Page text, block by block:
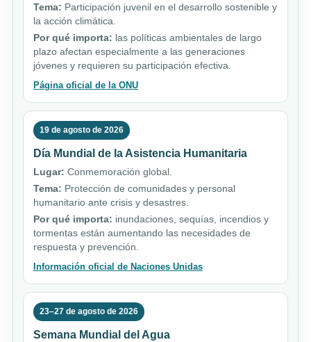
Tema: Participación juvenil en el desarrollo sostenible y
la acción climática.
Por qué importa: las políticas ambientales de largo
plazo afectan especialmente a las generaciones
jóvenes y requieren su participación efectiva.
Página oficial de la ONU
19 de agosto de 2026
Día Mundial de la Asistencia Humanitaria
Lugar: Conmemoración global.
Tema: Protección de comunidades y personal
humanitario ante crisis y desastres.
Por qué importa: inundaciones, sequías, incendios y
tormentas están aumentando las necesidades de
respuesta y prevención.
Información oficial de Naciones Unidas
23–27 de agosto de 2026
Semana Mundial del Agua